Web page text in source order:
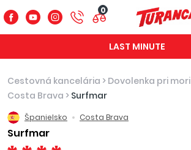
0
LAST MINUTE
Cestovná kancelária > Dovolenka pri mori
Costa Brava > Surfmar
Španielsko Costa Brava
Surfmar